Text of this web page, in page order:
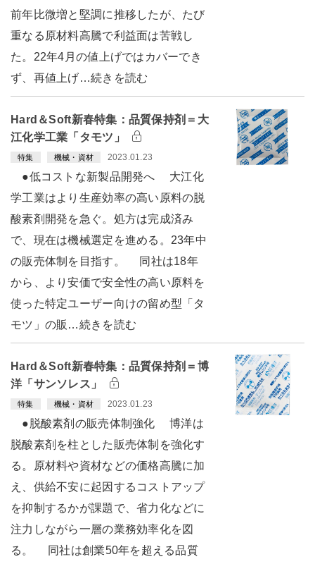
前年比微増と堅調に推移したが、たび
重なる原材料高騰で利益面は苦戦し
た。22年4月の値上げではカバーでき
ず、再値上げ…続きを読む
Hard＆Soft新春特集：品質保持剤＝大
江化学工業「タモツ」
特集 機械・資材 2023.01.23
●低コストな新製品開発へ 大江化
学工業はより生産効率の高い原料の脱
酸素剤開発を急ぐ。処方は完成済み
で、現在は機械選定を進める。23年中
の販売体制を目指す。 同社は18年
から、より安価で安全性の高い原料を
使った特定ユーザー向けの留め型「タ
モツ」の販…続きを読む
Hard＆Soft新春特集：品質保持剤＝博
洋「サンソレス」
特集 機械・資材 2023.01.23
●脱酸素剤の販売体制強化 博洋は
脱酸素剤を柱とした販売体制を強化す
る。原材料や資材などの価格高騰に加
え、供給不安に起因するコストアップ
を抑制するかが課題で、省力化などに
注力しながら一層の業務効率化を図
る。 同社は創業50年を超える品質